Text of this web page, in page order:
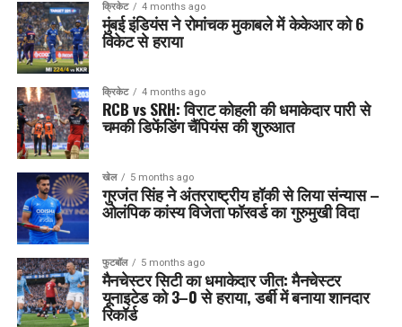
क्रिकेट 4 months ago
मुंबई इंडियंस ने रोमांचक मुकाबले में केकेआर को 6
विकेट से हराया
क्रिकेट 4 months ago
RCB vs SRH: विराट कोहली की धमाकेदार पारी से
चमकी डिफेंडिंग चैंपियंस की शुरुआत
खेल 5 months ago
गुरजंत सिंह ने अंतरराष्ट्रीय हॉकी से लिया संन्यास –
ओलंपिक कांस्य विजेता फॉरवर्ड का गुरुमुखी विदा
फुटबॉल 5 months ago
मैनचेस्टर सिटी का धमाकेदार जीत: मैनचेस्टर
यूनाइटेड को 3–0 से हराया, डर्बी में बनाया शानदार
रिकॉर्ड